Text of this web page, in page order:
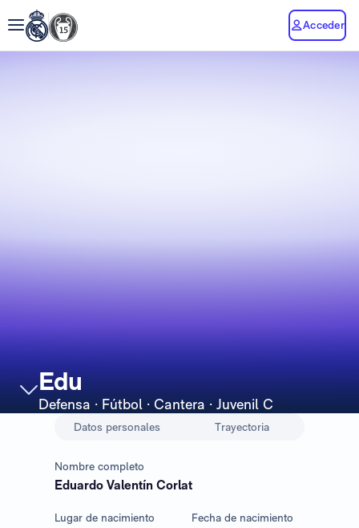
Acceder
Edu
Defensa · Fútbol · Cantera · Juvenil C
Datos personales Trayectoria
Nombre completo
Eduardo Valentín Corlat
Lugar de nacimiento Fecha de nacimiento